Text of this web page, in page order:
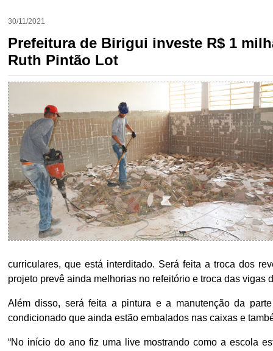
30/11/2021
Prefeitura de Birigui investe R$ 1
Ruth Pintão Lot
curriculares, que está interditado. Será feita a troca dos
projeto prevê ainda melhorias no refeitório e troca das vigas
Além disso, será feita a pintura e a manutenção da
condicionado que ainda estão embalados nas caixas e
“No início do ano fiz uma live mostrando como a escola